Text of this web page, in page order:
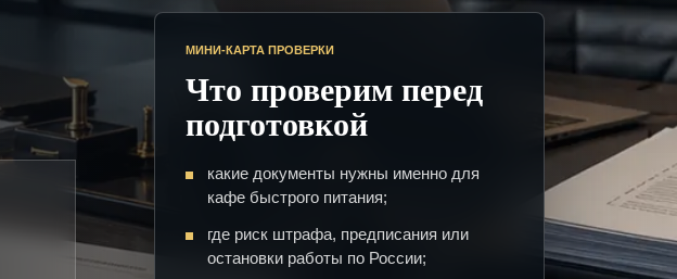
МИНИ-КАРТА ПРОВЕРКИ
Что проверим перед
подготовкой
какие документы нужны именно для
кафе быстрого питания;
где риск штрафа, предписания или
остановки работы по России;